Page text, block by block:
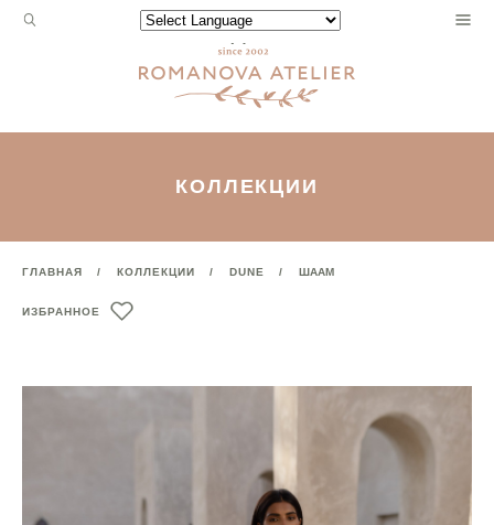
Запрос
Powered by
КОЛЛЕКЦИИ
ГЛАВНАЯ КОЛЛЕКЦИИ DUNE ШААМ
ИЗБРАННОЕ